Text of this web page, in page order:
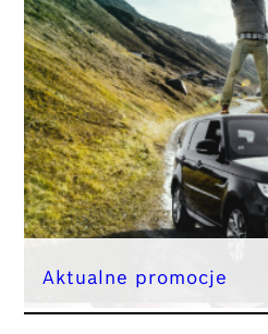
Aktualne promocje